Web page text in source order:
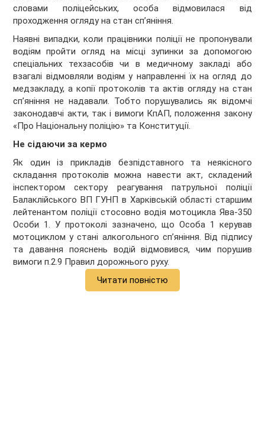
словами поліцейських, особа відмовилася від
проходження огляду на стан сп’яніння.
Наявні випадки, коли працівники поліції не пропонували
водіям пройти огляд на місці зупинки за допомогою
спеціальних техзасобів чи в медичному закладі або
взагалі відмовляли водіям у направленні їх на огляд до
медзакладу, а копії протоколів та актів огляду на стан
сп’яніння не надавали. Тобтопорушувались як відомчі
законодавчі акти, так і вимоги КпАП, положення закону
«Про Національну поліцію» та Конституції.
Не сідаючи за кермо
Як один із прикладів безпідставного та неякісного
складання протоколів можна навести акт, складений
інспектором сектору реагування патрульної поліції
Балаклійського ВП ГУНП в Харківській області старшим
лейтенантом поліції стосовно водія мотоцикла Ява-350
Особи 1. У протоколі зазначено, що Особа 1 керував
мотоциклом у стані алкогольного сп’яніння. Від підпису
та давання пояснень водій відмовився, чим порушив
вимоги п.2.9 Правил дорожнього руху.
Читати повністю